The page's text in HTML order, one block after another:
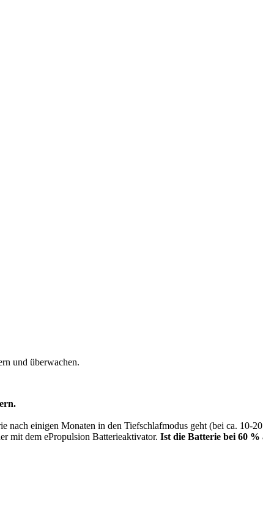
und überwachen.
nach einigen Monaten in den Tiefschlafmodus geht (bei ca. 10-
mit dem ePropulsion Batterieaktivator. Ist die Batterie bei 60 %